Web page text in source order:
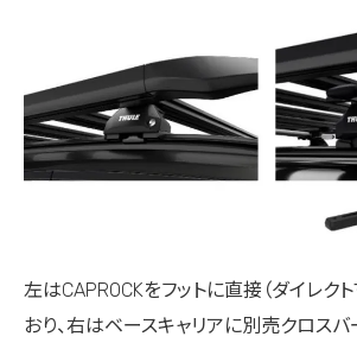
左はCAPROCKをフットに直接（ダイレクト
おり、右はベースキャリアに別売クロスバ